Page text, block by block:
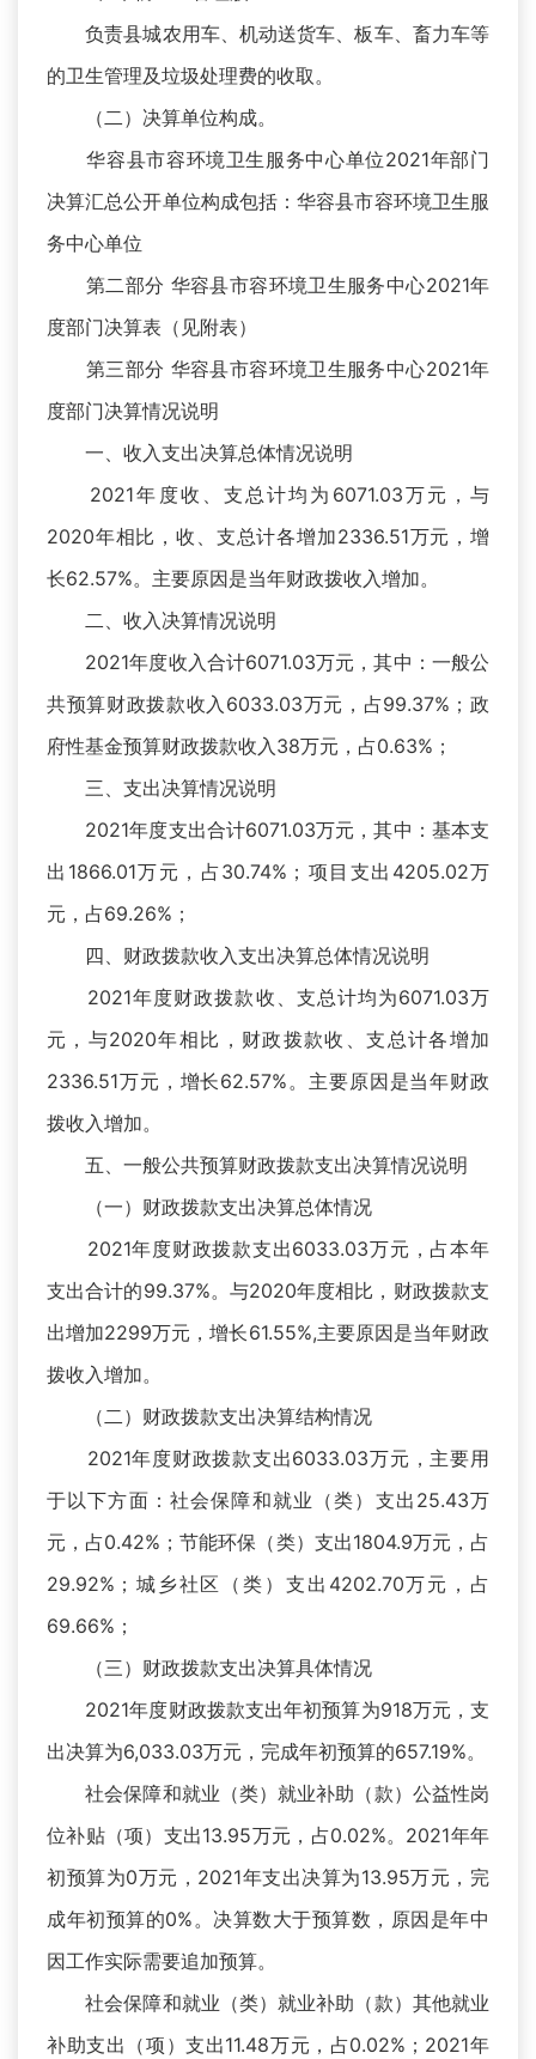
负责县城农用车、机动送货车、板车、畜力车等
的卫生管理及垃圾处理费的收取。
（二）决算单位构成。
华容县市容环境卫生服务中心单位2021年部门
决算汇总公开单位构成包括：华容县市容环境卫生服
务中心单位
第二部分 华容县市容环境卫生服务中心2021年
度部门决算表（见附表）
第三部分 华容县市容环境卫生服务中心2021年
度部门决算情况说明
一、收入支出决算总体情况说明
2021年度收、支总计均为6071.03万元，与
2020年相比，收、支总计各增加2336.51万元，增
长62.57%。主要原因是当年财政拨收入增加。
二、收入决算情况说明
2021年度收入合计6071.03万元，其中：一般公
共预算财政拨款收入6033.03万元，占99.37%；政
府性基金预算财政拨款收入38万元，占0.63%；
三、支出决算情况说明
2021年度支出合计6071.03万元，其中：基本支
出1866.01万元，占30.74%；项目支出4205.02万
元，占69.26%；
四、财政拨款收入支出决算总体情况说明
2021年度财政拨款收、支总计均为6071.03万
元，与2020年相比，财政拨款收、支总计各增加
2336.51万元，增长62.57%。主要原因是当年财政
拨收入增加。
五、一般公共预算财政拨款支出决算情况说明
（一）财政拨款支出决算总体情况
2021年度财政拨款支出6033.03万元，占本年
支出合计的99.37%。与2020年度相比，财政拨款支
出增加2299万元，增长61.55%,主要原因是当年财政
拨收入增加。
（二）财政拨款支出决算结构情况
2021年度财政拨款支出6033.03万元，主要用
于以下方面：社会保障和就业（类）支出25.43万
元，占0.42%；节能环保（类）支出1804.9万元，占
29.92%；城乡社区（类）支出4202.70万元，占
69.66%；
（三）财政拨款支出决算具体情况
2021年度财政拨款支出年初预算为918万元，支
出决算为6,033.03万元，完成年初预算的657.19%。
社会保障和就业（类）就业补助（款）公益性岗
位补贴（项）支出13.95万元，占0.02%。2021年年
初预算为0万元，2021年支出决算为13.95万元，完
成年初预算的0%。决算数大于预算数，原因是年中
因工作实际需要追加预算。
社会保障和就业（类）就业补助（款）其他就业
补助支出（项）支出11.48万元，占0.02%；2021年